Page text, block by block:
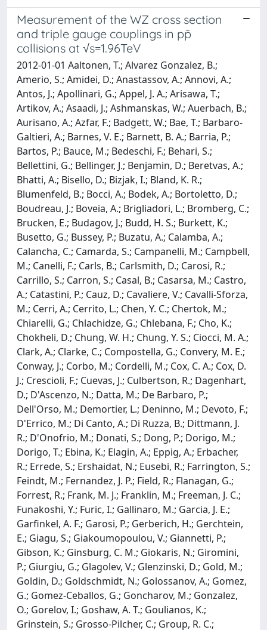
Measurement of the WZ cross section
and triple gauge couplings in pp̄
collisions at √s=1.96TeV
2012-01-01 Aaltonen, T.; Alvarez Gonzalez, B.;
Amerio, S.; Amidei, D.; Anastassov, A.; Annovi, A.;
Antos, J.; Apollinari, G.; Appel, J. A.; Arisawa, T.;
Artikov, A.; Asaadi, J.; Ashmanskas, W.; Auerbach, B.;
Aurisano, A.; Azfar, F.; Badgett, W.; Bae, T.; Barbaro-
Galtieri, A.; Barnes, V. E.; Barnett, B. A.; Barria, P.;
Bartos, P.; Bauce, M.; Bedeschi, F.; Behari, S.;
Bellettini, G.; Bellinger, J.; Benjamin, D.; Beretvas, A.;
Bhatti, A.; Bisello, D.; Bizjak, I.; Bland, K. R.;
Blumenfeld, B.; Bocci, A.; Bodek, A.; Bortoletto, D.;
Boudreau, J.; Boveia, A.; Brigliadori, L.; Bromberg, C.;
Brucken, E.; Budagov, J.; Budd, H. S.; Burkett, K.;
Busetto, G.; Bussey, P.; Buzatu, A.; Calamba, A.;
Calancha, C.; Camarda, S.; Campanelli, M.; Campbell,
M.; Canelli, F.; Carls, B.; Carlsmith, D.; Carosi, R.;
Carrillo, S.; Carron, S.; Casal, B.; Casarsa, M.; Castro,
A.; Catastini, P.; Cauz, D.; Cavaliere, V.; Cavalli-Sforza,
M.; Cerri, A.; Cerrito, L.; Chen, Y. C.; Chertok, M.;
Chiarelli, G.; Chlachidze, G.; Chlebana, F.; Cho, K.;
Chokheli, D.; Chung, W. H.; Chung, Y. S.; Ciocci, M. A.;
Clark, A.; Clarke, C.; Compostella, G.; Convery, M. E.;
Conway, J.; Corbo, M.; Cordelli, M.; Cox, C. A.; Cox, D.
J.; Crescioli, F.; Cuevas, J.; Culbertson, R.; Dagenhart,
D.; D'Ascenzo, N.; Datta, M.; De Barbaro, P.;
Dell'Orso, M.; Demortier, L.; Deninno, M.; Devoto, F.;
D'Errico, M.; Di Canto, A.; Di Ruzza, B.; Dittmann, J.
R.; D'Onofrio, M.; Donati, S.; Dong, P.; Dorigo, M.;
Dorigo, T.; Ebina, K.; Elagin, A.; Eppig, A.; Erbacher,
R.; Errede, S.; Ershaidat, N.; Eusebi, R.; Farrington, S.;
Feindt, M.; Fernandez, J. P.; Field, R.; Flanagan, G.;
Forrest, R.; Frank, M. J.; Franklin, M.; Freeman, J. C.;
Funakoshi, Y.; Furic, I.; Gallinaro, M.; Garcia, J. E.;
Garfinkel, A. F.; Garosi, P.; Gerberich, H.; Gerchtein,
E.; Giagu, S.; Giakoumopoulou, V.; Giannetti, P.;
Gibson, K.; Ginsburg, C. M.; Giokaris, N.; Giromini,
P.; Giurgiu, G.; Glagolev, V.; Glenzinski, D.; Gold, M.;
Goldin, D.; Goldschmidt, N.; Golossanov, A.; Gomez,
G.; Gomez-Ceballos, G.; Goncharov, M.; Gonzalez,
O.; Gorelov, I.; Goshaw, A. T.; Goulianos, K.;
Grinstein, S.; Grosso-Pilcher, C.; Group, R. C.;